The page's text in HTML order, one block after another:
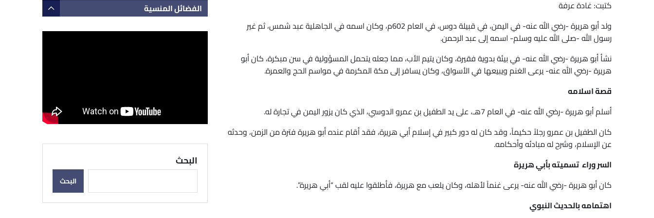
كتبت: غادة عرفة
ولد أبو هريرة -رضي الله عنه- في اليمن، في قبيلة دوس، في العام 602م، وكان اسمه في الجاهلية عبد شمس، ثم غير
رسول الله -صلى الله عليه وسلم- اسمه إلى عبد الرحمن.
نشأ أبو هريرة -رضي الله عنه- في بيئة بدوية فقيرة، وكان يتيم الأب، مما جعله يتحمل المسؤولية في سن مبكرة، كان أبو
هريرة -رضي الله عنه- يرعى الغنم ويبيعها في الأسواق، وكان يسافر إلى مكة المكرمة في مواسم الحج والعمرة.
قصة اسلامه
أسلم أبو هريرة -رضي الله عنه- في العام 7هـ، على يد الطفيل بن عمرو الدوسي، الذي كان يزور اليمن في تجارة له.
كان الطفيل بن عمرو رجلاً حكيماً، وقد كان له دور كبير في إسلام أبي هريرة، فقد أقام عنده أبو هريرة فترة من الزمن، وحدثه
عن الإسلام، وشرح له مبادئه وأحكامه.
السر وراء تسميته بأبي هريرة
كان أبو هريرة -رضي الله عنه- يرعى غنماً لأهله، وكان يلعب مع هريرة، فأطلقوا عليه لقب “أبي هريرة”.
اهتمامه بالحديث النبوي
الفضائل المنسية
البحث
البحث